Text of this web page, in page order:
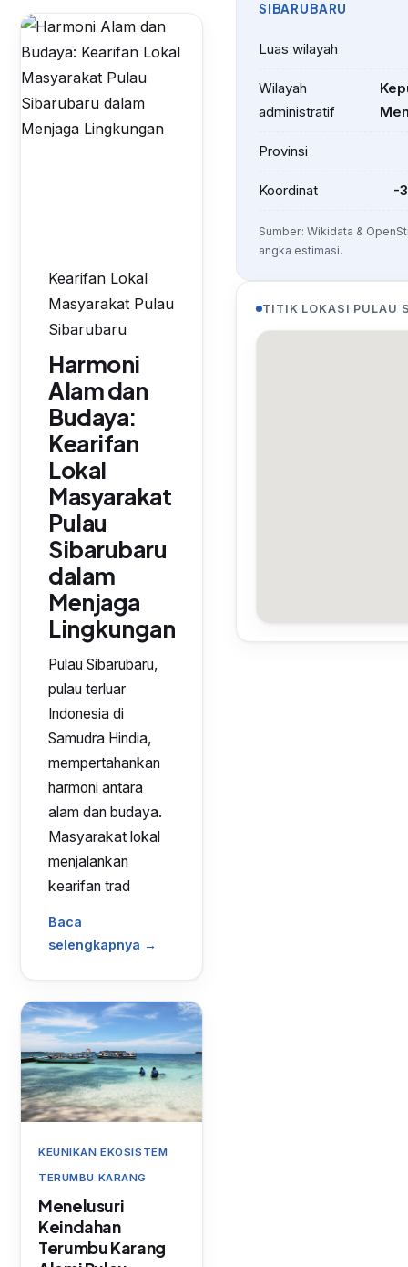
Kearifan Lokal
Masyarakat Pulau
Sibarubaru
Harmoni
Alam dan
Budaya:
Kearifan
Lokal
Masyarakat
Pulau
Sibarubaru
dalam
Menjaga
Lingkungan
Pulau Sibarubaru,
pulau terluar
Indonesia di
Samudra Hindia,
mempertahankan
harmoni antara
alam dan budaya.
Masyarakat lokal
menjalankan
kearifan trad
Baca
selengkapnya →
KEUNIKAN EKOSISTEM
TERUMBU KARANG
Menelusuri
Keindahan
Terumbu Karang
SIBARUBARU
Luas wilayah
Wilayah
administratif
Provinsi
Koordinat -
Sumber: Wikidata &
angka estimasi.
TITIK LOKASI PULAU